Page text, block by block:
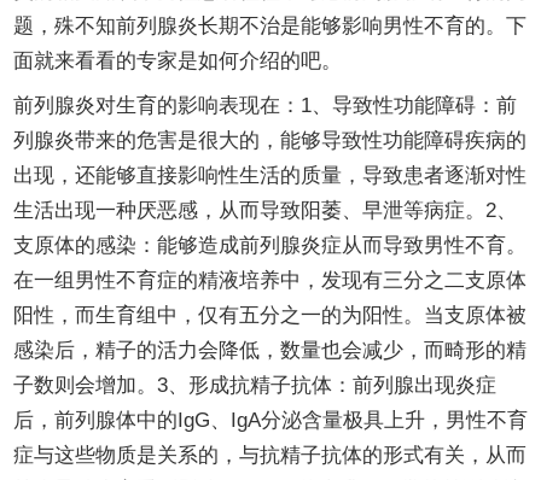
题，殊不知前列腺炎长期不治是能够影响男性不育的。下
面就来看看的专家是如何介绍的吧。
前列腺炎对生育的影响表现在：1、导致性功能障碍：前
列腺炎带来的危害是很大的，能够导致性功能障碍疾病的
出现，还能够直接影响性生活的质量，导致患者逐渐对性
生活出现一种厌恶感，从而导致阳萎、早泄等病症。2、
支原体的感染：能够造成前列腺炎症从而导致男性不育。
在一组男性不育症的精液培养中，发现有三分之二支原体
阳性，而生育组中，仅有五分之一的为阳性。当支原体被
感染后，精子的活力会降低，数量也会减少，而畸形的精
子数则会增加。3、形成抗精子抗体：前列腺出现炎症
后，前列腺体中的IgG、IgA分泌含量极具上升，男性不育
症与这些物质是关系的，与抗精子抗体的形式有关，从而